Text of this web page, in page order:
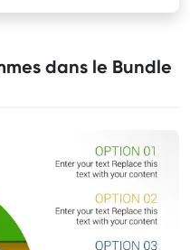
dans le Bundle